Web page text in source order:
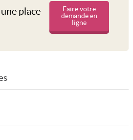
place
Faire votre
demande en
ligne